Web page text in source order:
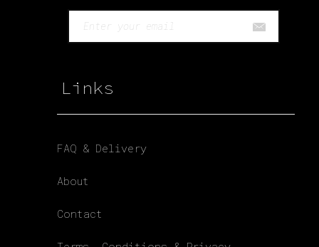
Links
FAQ & Delivery
About
Contact